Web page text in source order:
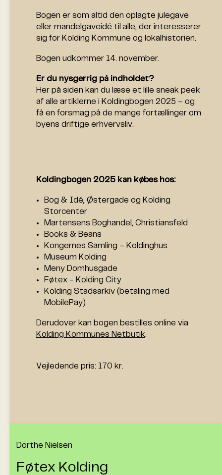
Bogen er som altid den oplagte julegave
eller mandelgaveidé til alle, der interesserer
sig for Kolding Kommune og lokalhistorien.
Bogen udkommer 14. november.
Er du nysgerrig på indholdet?
Her på siden kan du læse et lille sneak peek
af alle artiklerne i Koldingbogen 2025 – og
få en forsmag på de mange fortællinger om
byens driftige erhvervsliv.
Koldingbogen 2025 kan købes hos:
Bog & Idé, Østergade og Kolding
Storcenter
Martensens Boghandel, Christiansfeld
Books & Beans
Kongernes Samling – Koldinghus
Museum Kolding
Meny Domhusgade
Føtex - Kolding City
Kolding Stadsarkiv (betaling med
MobilePay)
Derudover kan bogen bestilles online via
Kolding Kommunes Netbutik
Vejledende pris: 170 kr.
Dorthe Nielsen
Føtex Kolding